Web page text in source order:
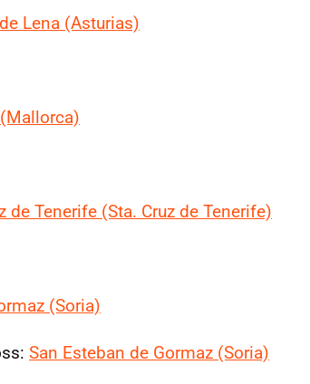
Lena (Asturias)
de Tenerife (Sta. Cruz de Tenerife)
(Soria)
San Esteban de Gormaz (Soria)